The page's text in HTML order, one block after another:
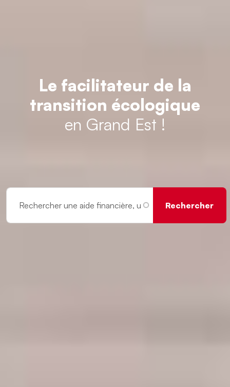
Le facilitateur de la
transition écologique
en Grand Est !